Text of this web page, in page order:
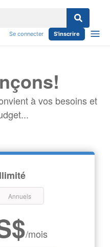
Se connecter S'inscrire
à vos besoins et
Annuels
/mois